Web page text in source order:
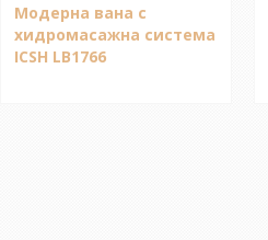
Модерна вана с
хидромасажна система
ICSH LB1766